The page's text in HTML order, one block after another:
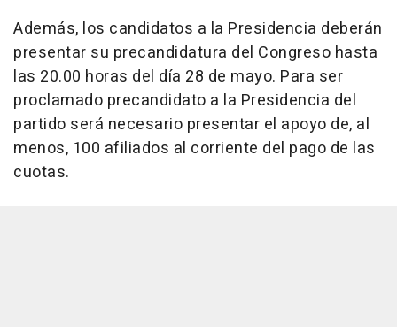
Además, los candidatos a la Presidencia deberán
presentar su precandidatura del Congreso hasta
las 20.00 horas del día 28 de mayo. Para ser
proclamado precandidato a la Presidencia del
partido será necesario presentar el apoyo de, al
menos, 100 afiliados al corriente del pago de las
cuotas.